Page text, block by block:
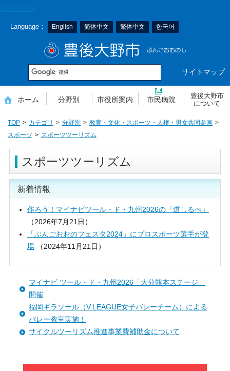
Language： English 简体中文 繁体中文 한국어
サイトマップ
ホーム 分野別 市役所案内 市民病院
豊後大野市
について
TOP カテゴリ 分野別
教育・文化・スポーツ・人権・男女共同参画
スポーツ
スポーツツーリズム
スポーツツーリズム
新着情報
作ろう！マイナビツール・ド・九州2026の「道しるべ」
（ 2026年7月21日 ）
「ぶんごおおのフェスタ2024」にプロスポーツ選手が登
場（ 2024年11月21日 ）
マイナビ ツール・ド・九州2026「大分熊本ステージ」
開催
福岡ギラソール（V.LEAGUE女子バレーチーム）による
バレー教室実施！
サイクルツーリズム推進事業費補助金について